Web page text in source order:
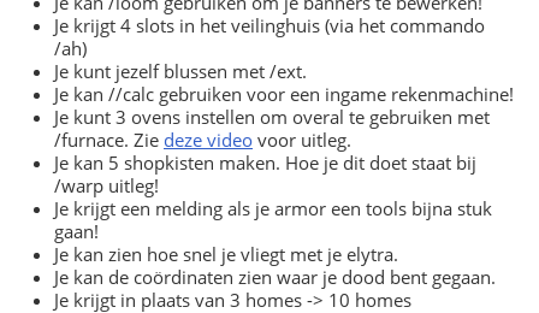
Je krijgt 4 slots in het veilinghuis (via het commando
/ah)
Je kunt jezelf blussen met /ext.
Je kan //calc gebruiken voor een ingame rekenmachine!
Je kunt 3 ovens instellen om overal te gebruiken met
/furnace. Zie deze video voor uitleg.
Je kan 5 shopkisten maken. Hoe je dit doet staat bij
/warp uitleg!
Je krijgt een melding als je armor een tools bijna stuk
gaan!
Je kan zien hoe snel je vliegt met je elytra.
Je kan de coördinaten zien waar je dood bent gegaan.
Je krijgt in plaats van 3 homes -> 10 homes